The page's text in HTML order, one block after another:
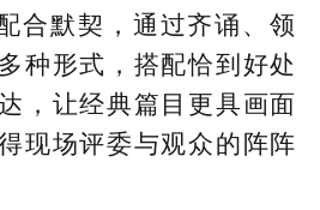
合默契，通过齐诵、领
种形式，搭配恰到好处
，让经典篇目更具画面
现场评委与观众的阵阵